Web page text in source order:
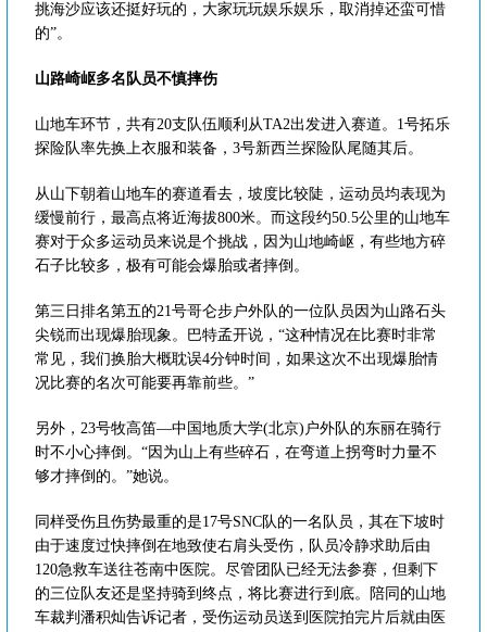
挑海沙应该还挺好玩的，大家玩玩娱乐娱乐，取消掉还蛮可惜
的”。
山路崎岖多名队员不慎摔伤
山地车环节，共有20支队伍顺利从TA2出发进入赛道。1号拓乐
探险队率先换上衣服和装备，3号新西兰探险队尾随其后。
从山下朝着山地车的赛道看去，坡度比较陡，运动员均表现为
缓慢前行，最高点将近海拔800米。而这段约50.5公里的山地车
赛对于众多运动员来说是个挑战，因为山地崎岖，有些地方碎
石子比较多，极有可能会爆胎或者摔倒。
第三日排名第五的21号哥仑步户外队的一位队员因为山路石头
尖锐而出现爆胎现象。巴特孟开说，“这种情况在比赛时非常
常见，我们换胎大概耽误4分钟时间，如果这次不出现爆胎情
况比赛的名次可能要再靠前些。”
另外，23号牧高笛—中国地质大学(北京)户外队的东丽在骑行
时不小心摔倒。“因为山上有些碎石，在弯道上拐弯时力量不
够才摔倒的。”她说。
同样受伤且伤势最重的是17号SNC队的一名队员，其在下坡时
由于速度过快摔倒在地致使右肩头受伤，队员冷静求助后由
120急救车送往苍南中医院。尽管团队已经无法参赛，但剩下
的三位队友还是坚持骑到终点，将比赛进行到底。陪同的山地
车裁判潘积灿告诉记者，受伤运动员送到医院拍完片后就由医